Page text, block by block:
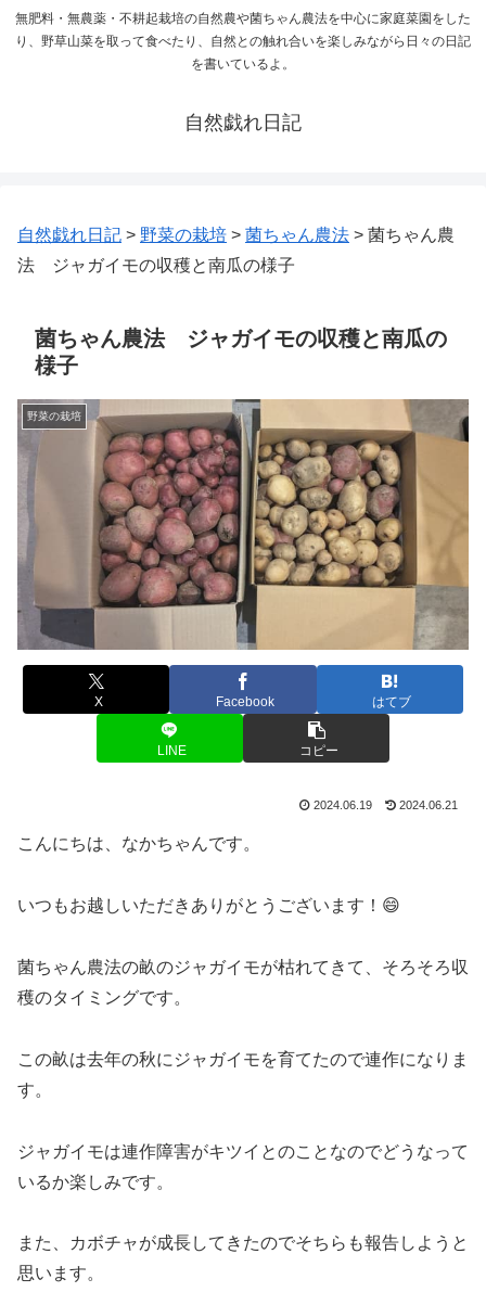
無肥料・無農薬・不耕起栽培の自然農や菌ちゃん農法を中心に家庭菜園をした
り、野草山菜を取って食べたり、自然との触れ合いを楽しみながら日々の日記
を書いているよ。
自然戯れ日記
自然戯れ日記 > 野菜の栽培 > 菌ちゃん農法 > 菌ちゃん農
法 ジャガイモの収穫と南瓜の様子
菌ちゃん農法 ジャガイモの収穫と南瓜の
様子
野菜の栽培
X Facebook はてブ
LINE コピー
2024.06.19 2024.06.21
こんにちは、なかちゃんです。
いつもお越しいただきありがとうございます！😄
菌ちゃん農法の畝のジャガイモが枯れてきて、そろそろ収
穫のタイミングです。
この畝は去年の秋にジャガイモを育てたので連作になりま
す。
ジャガイモは連作障害がキツイとのことなのでどうなって
いるか楽しみです。
また、カボチャが成長してきたのでそちらも報告しようと
思います。